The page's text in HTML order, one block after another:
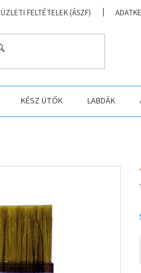
ÜZLETI FELTÉTELEK (ÁSZF)
KÉSZ ÜTŐK LABDÁK